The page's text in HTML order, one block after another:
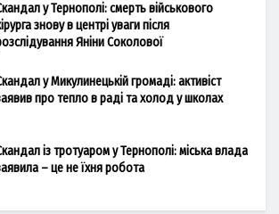
у Тернополі: смерть військового
знову в центрі уваги після
Яніни Соколової
у Микулинецькій громаді: активіст
про тепло в раді та холод у школах
із тротуаром у Тернополі: міська влада
– це не їхня робота